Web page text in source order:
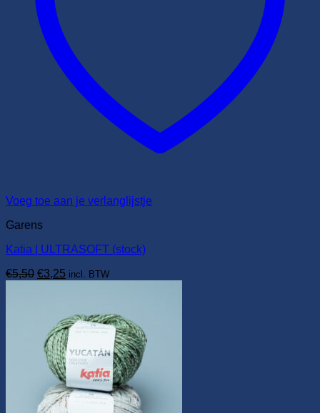
Voeg toe aan je verlanglijstje
Garens
Katia | ULTRASOFT (stock)
€5,50 Oorspronkelijke
€3,25 Huidige
incl. BTW